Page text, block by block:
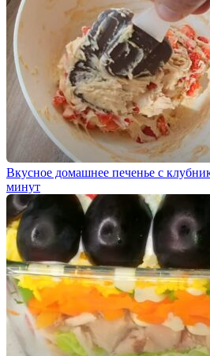
Вкусное домашнее печенье с
минут